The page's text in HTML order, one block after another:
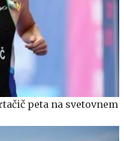
peta na svetovnem